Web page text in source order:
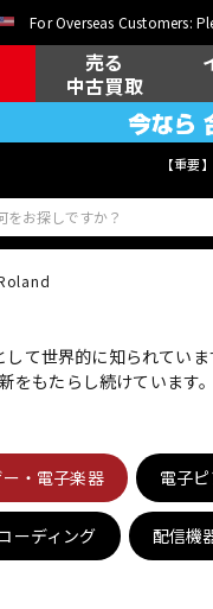
For Overseas Customers:
売る
中古買取
【重要
アノ
て世界的に知られてい
をもたらし続けていま
・電子楽器 電子
ーディング 配信機